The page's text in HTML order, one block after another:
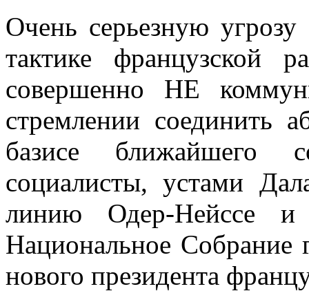
Очень серьезную
тактике француз­ской
совершенно НЕ
стремлении соединить
базисе ближайшего
социалисты, устами
линию Одер-Нейссе
Национальное Собрание
нового президента